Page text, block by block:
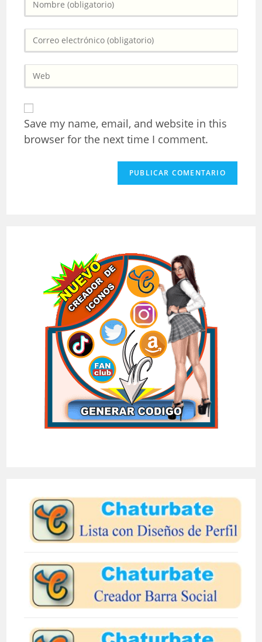
usuario
para
de
para
comentar
Introduce
de
tu
web
(opcional)
Save my name, email, and website in this
browser for the next time I comment.